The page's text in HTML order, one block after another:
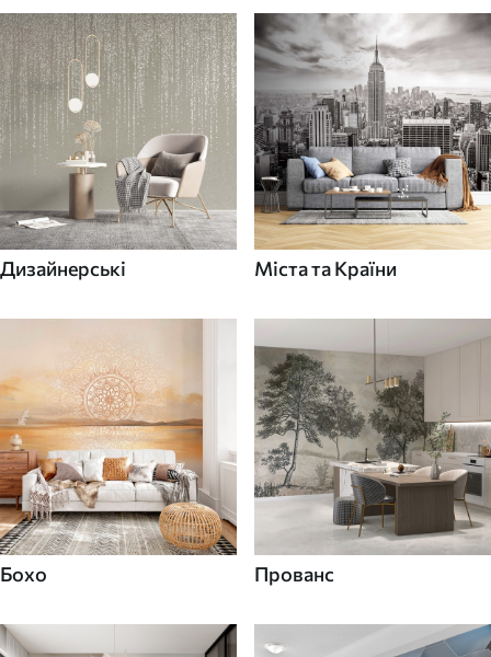
Дизайнерські Міста та Країни
Бохо Прованс